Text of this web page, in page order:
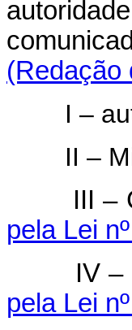
(Redação
I –
II –
III –
pela Lei
IV –
pela Lei